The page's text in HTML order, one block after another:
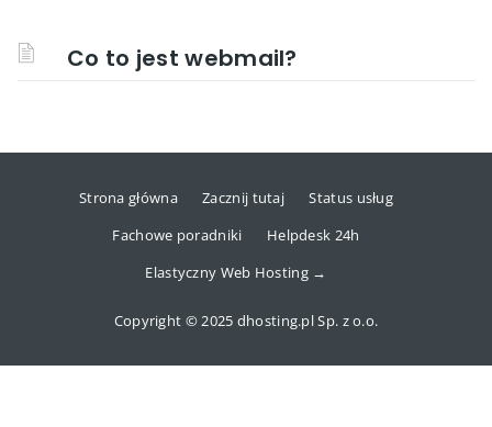
Co to jest webmail?
Strona główna Zacznij tutaj
Status usług
Fachowe poradniki
Helpdesk 24h
Elastyczny Web Hosting →
Copyright © 2025 dhosting.pl Sp. z o.o.